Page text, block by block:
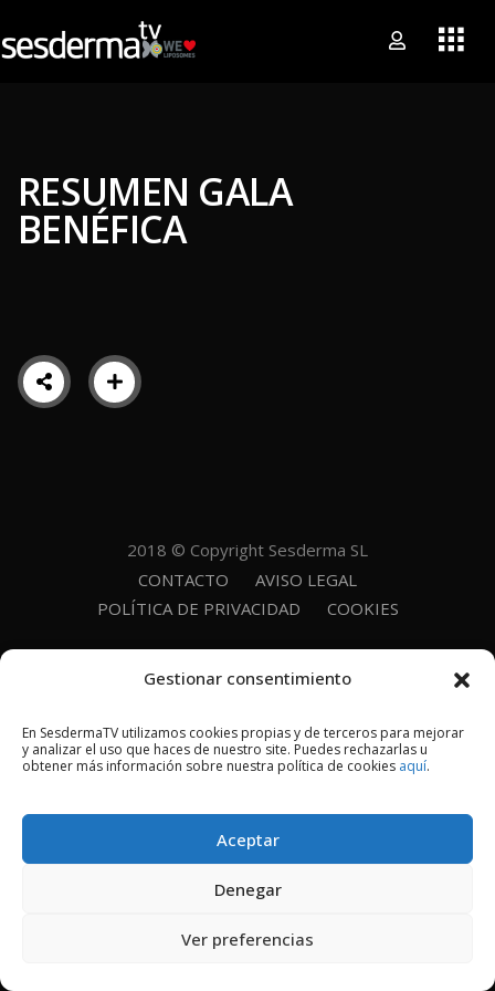
Gestionar consentimiento
En SesdermaTV utilizamos cookies propias y de terceros para mejorar
y analizar el uso que haces de nuestro site. Puedes rechazarlas u
obtener más información sobre nuestra política de cookies aquí.
Aceptar
Denegar
Ver preferencias
RESUMEN GALA
BENÉFICA
2018 © Copyright Sesderma SL
CONTACTO
AVISO LEGAL
POLÍTICA DE PRIVACIDAD
COOKIES